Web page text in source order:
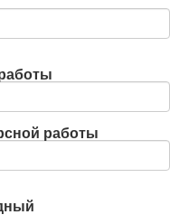
работы